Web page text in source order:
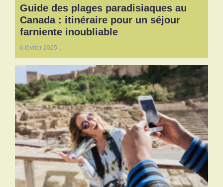
Guide des plages paradisiaques au
Canada : itinéraire pour un séjour
farniente inoubliable
6 février 2025